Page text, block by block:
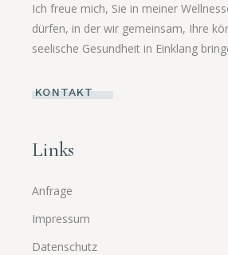
Ich freue mich, Sie in meiner
dürfen, in der wir gemeinsam, Ihre
seelische Gesundheit in Einklang
KONTAKT
Links
Anfrage
Impressum
Datenschutz